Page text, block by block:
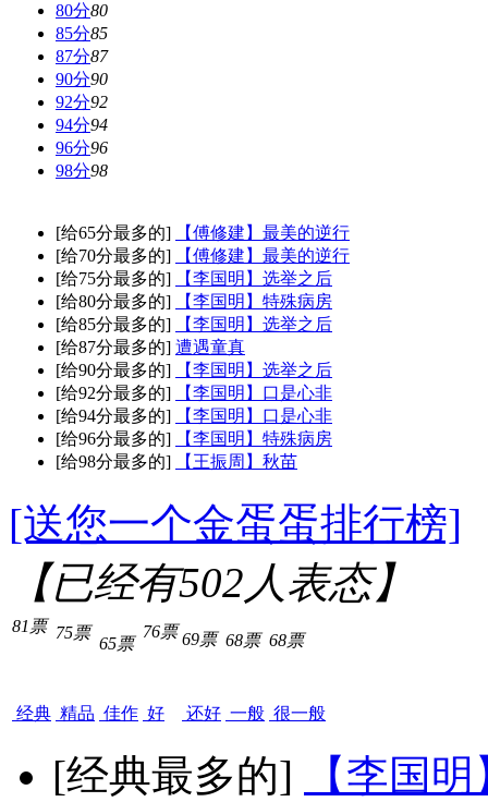
80分80
85分85
87分87
90分90
92分92
94分94
96分96
98分98
[给65分最多的]
【傅修建】最美的逆行
[给70分最多的]
【傅修建】最美的逆行
[给75分最多的]
【李国明】选举之后
[给80分最多的]
【李国明】特殊病房
[给85分最多的]
【李国明】选举之后
[给87分最多的] 遭遇童真
[给90分最多的]
【李国明】选举之后
[给92分最多的]
【李国明】口是心非
[给94分最多的]
【李国明】口是心非
[给96分最多的]
【李国明】特殊病房
[给98分最多的]
【王振周】秋苗
[送您一个金蛋蛋排行榜]
【已经有502人表态】
81票
经典
75票
精品
65票
佳作
76票
好
69票
还好
68票
一般
68票
很一般
[经典最多的] 【李国